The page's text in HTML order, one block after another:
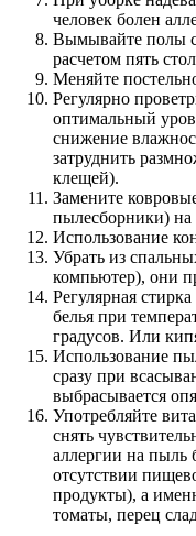
человек болен
Вымывайте полы с
расчетом пять
Меняйте
Регулярно
оптимальный
снижение
затруднить
клещей).
Замените
пылесборники)
Использование
Убрать из
компьютер), они
Регулярная
белья при
градусов. Или
Использование
сразу при
выбрасывается
Употребляйте
снять
аллергии на пыль
отсутствии
продукты), а
томаты, перец